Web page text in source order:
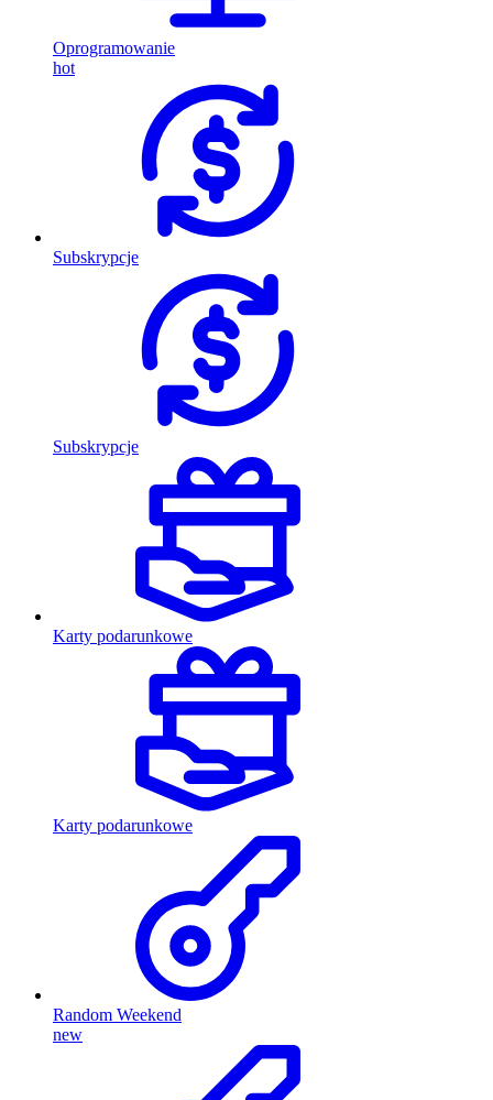
Oprogramowanie
hot
Subskrypcje
Subskrypcje
Karty podarunkowe
Karty podarunkowe
Random Weekend
new